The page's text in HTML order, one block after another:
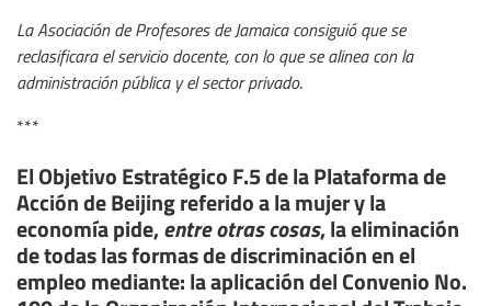
La Asociación de Profesores de Jamaica consiguió que se
reclasificara el servicio docente, con lo que se alinea con la
administración pública y el sector privado.
***
El Objetivo Estratégico F.5 de la Plataforma de
Acción de Beijing referido a la mujer y la
economía pide,entre otras cosas, la eliminación
de todas las formas de discriminación en el
empleo mediante: la aplicación del Convenio No.